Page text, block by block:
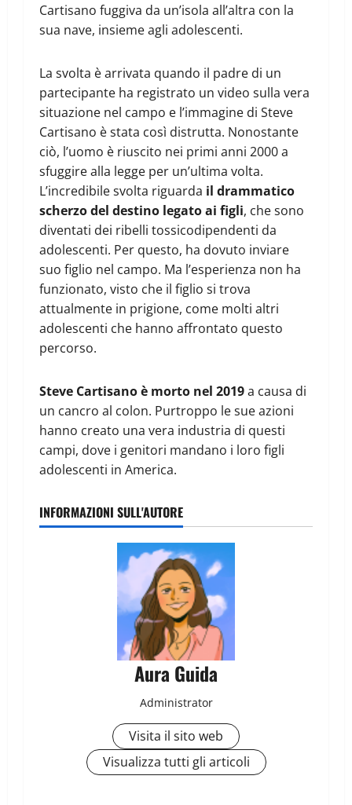
Cartisano fuggiva da un’isola all’altra con la
sua nave, insieme agli adolescenti.
La svolta è arrivata quando il padre di un
partecipante ha registrato un video sulla vera
situazione nel campo e l’immagine di Steve
Cartisano è stata così distrutta. Nonostante
ciò, l’uomo è riuscito nei primi anni 2000 a
sfuggire alla legge per un’ultima volta.
L’incredibile svolta riguarda il drammatico
scherzo del destino legato ai figli, che sono
diventati dei ribelli tossicodipendenti da
adolescenti. Per questo, ha dovuto inviare
suo figlio nel campo. Ma l’esperienza non ha
funzionato, visto che il figlio si trova
attualmente in prigione, come molti altri
adolescenti che hanno affrontato questo
percorso.
Steve Cartisano è morto nel 2019a causa di
un cancro al colon. Purtroppo le sue azioni
hanno creato una vera industria di questi
campi, dove i genitori mandano i loro figli
adolescenti in America.
INFORMAZIONI SULL'AUTORE
Aura Guida
Administrator
Visita il sito web
Visualizza tutti gli articoli